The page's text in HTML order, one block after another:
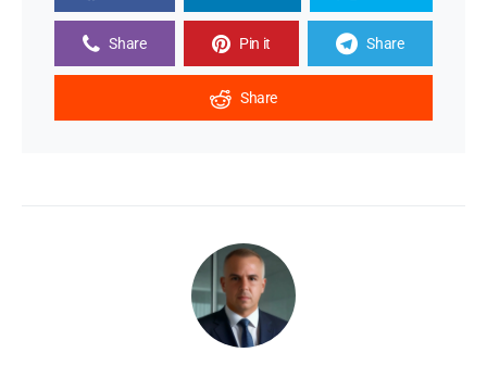
Share Pin it Share
Share